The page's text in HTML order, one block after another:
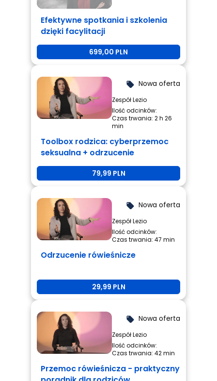
Efektywne spotkania i szkolenia
dzięki facylitacji
699,00 PLN
local_offer Nowa oferta
Zespół Lezio
Ilość odcinków:
Czas trwania: 2 h 26
min
Toolbox rodzica: cyberprzemoc
seksualna + odrzucenie
rówieśnicze + przemoc
79,99 PLN
local_offer Nowa oferta
Zespół Lezio
Ilość odcinków:
Czas trwania: 47 min
Odrzucenie rówieśnicze
29,99 PLN
local_offer Nowa oferta
Zespół Lezio
Ilość odcinków:
Czas trwania: 42 min
Przemoc rówieśnicza - praktyczny